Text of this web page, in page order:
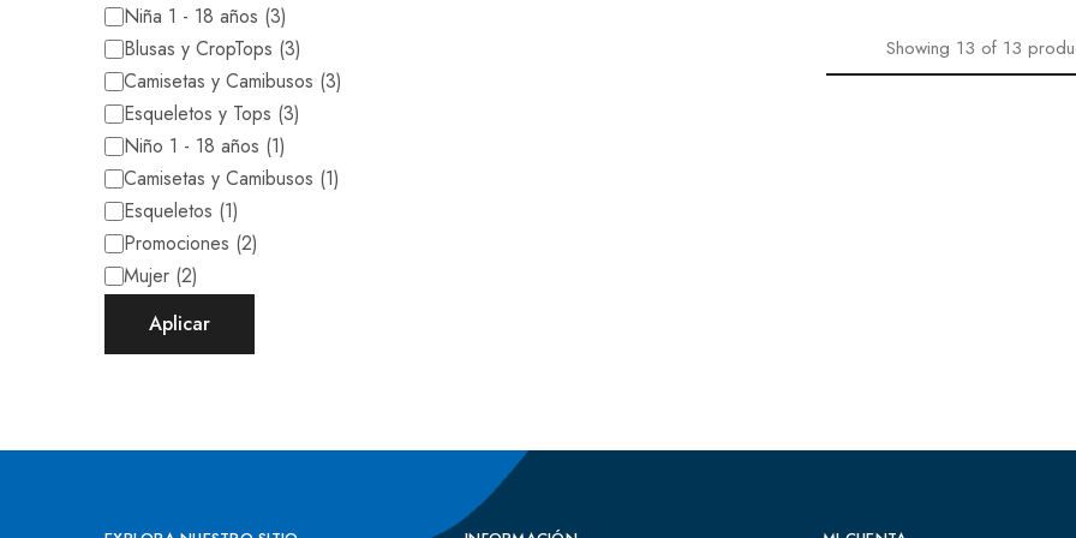
Showing 13of 13
Niña 1 - 18 años (3)
Blusas y CropTops (3)
Camisetas y Camibusos (3)
Esqueletos y Tops (3)
Niño 1 - 18 años (1)
Camisetas y Camibusos (1)
Esqueletos (1)
Promociones (2)
Mujer (2)
Aplicar